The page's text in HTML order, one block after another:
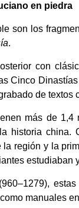
en piedra
son los
.
con
Cinco
de textos
más de
historia china.
la región y la
estudiaban
manuales